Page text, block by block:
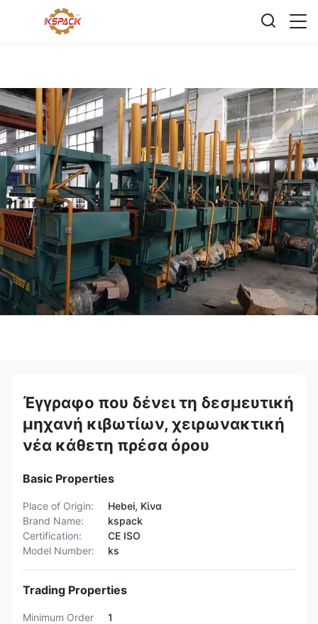
Έγγραφο που δένει τη δεσμευτική
μηχανή κιβωτίων, χειρωνακτική
νέα κάθετη πρέσα όρου
Basic Properties
Place of Origin:
Hebei, Κίνα
Brand Name:
kspack
Certification:
CE ISO
Model Number:
ks
Trading Properties
Minimum Order
1